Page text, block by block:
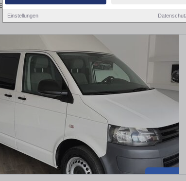
Einstellungen
Sie in Baunatal gebrauchte Transporter Fahrzeuge. Von
Gebrauchtwagen in